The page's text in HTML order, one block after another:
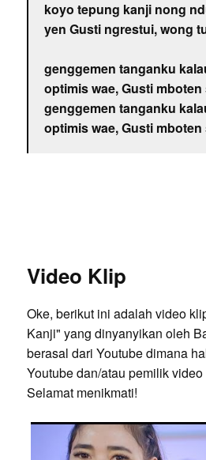
koyo tepung kanji nong
yen Gusti ngrestui, wong
genggemen tanganku
optimis wae, Gusti mboten
genggemen tanganku
optimis wae, Gusti mboten
Video Klip
Oke, berikut ini adalah video
Kanji" yang dinyanyikan oleh
berasal dari Youtube dimana
Youtube dan/atau pemilik
Selamat menikmati!